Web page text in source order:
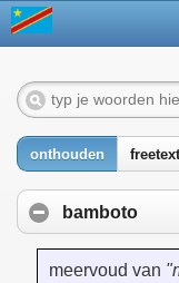
onthouden freetext
bamboto
meervoud van